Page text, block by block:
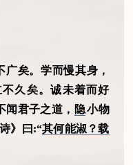
矣。学而慢其身，
久矣。诚未着而好
君子之道， 隐小物
》曰:“其何能淑？载